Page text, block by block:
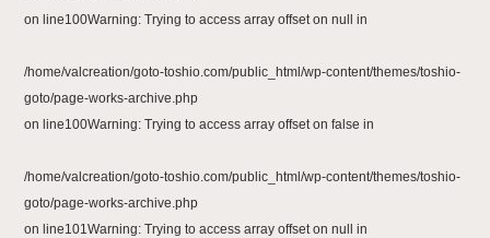
on line100Warning: Trying to access array offset on null in
/home/valcreation/goto-toshio.com/public_html/wp-content/themes/toshio-
goto/page-works-archive.php
on line100Warning: Trying to access array offset on false in
/home/valcreation/goto-toshio.com/public_html/wp-content/themes/toshio-
goto/page-works-archive.php
on line101Warning: Trying to access array offset on null in